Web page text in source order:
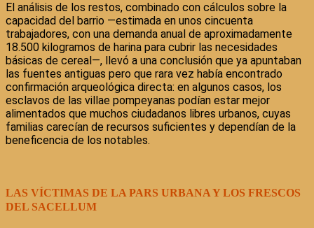
El análisis de los restos, combinado con cálculos sobre la
capacidad del barrio —estimada en unos cincuenta
trabajadores, con una demanda anual de aproximadamente
18.500 kilogramos de harina para cubrir las necesidades
básicas de cereal—, llevó a una conclusión que ya apuntaban
las fuentes antiguas pero que rara vez había encontrado
confirmación arqueológica directa: en algunos casos, los
esclavos de las villae pompeyanas podían estar mejor
alimentados que muchos ciudadanos libres urbanos, cuyas
familias carecían de recursos suficientes y dependían de la
beneficencia de los notables.
LAS VÍCTIMAS DE LA PARS URBANA Y LOS FRESCOS
DEL SACELLUM